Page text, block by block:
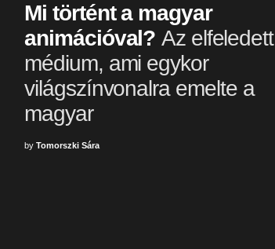
Mi történt a magyar
animációval? Az elfeledett
médium, ami egykor
világszínvonalra emelte a
magyar
by Tomorszki Sára